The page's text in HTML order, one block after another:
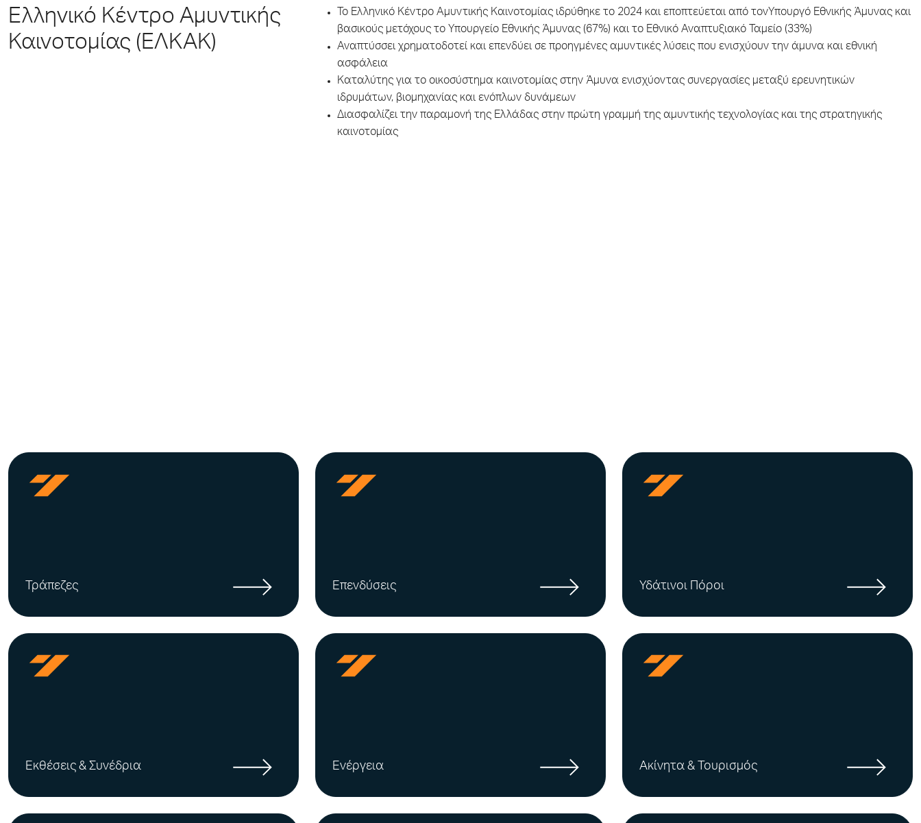
Ελληνικό Κέντρο Αμυντικής
Καινοτομίας (ΕΛΚΑΚ)
Το Ελληνικό Κέντρο Αμυντικής Καινοτομίας ιδρύθηκε το 2024 και εποπτεύεται από τονΥπουργό Εθνικής Άμυνας και
βασικούς μετόχους το Υπουργείο Εθνικής Άμυνας (67%) και το Εθνικό Αναπτυξιακό Ταμείο (33%)
Αναπτύσσει χρηματοδοτεί και επενδύει σε προηγμένες αμυντικές λύσεις που ενισχύουν την άμυνα και εθνική
ασφάλεια
Καταλύτης για το οικοσύστημα καινοτομίας στην Άμυνα ενισχύοντας συνεργασίες μεταξύ ερευνητικών
ιδρυμάτων, βιομηχανίας και ενόπλων δυνάμεων
Διασφαλίζει την παραμονή της Ελλάδας στην πρώτη γραμμή της αμυντικής τεχνολογίας και της στρατηγικής
καινοτομίας
Τράπεζες Επενδύσεις Υδάτινοι Πόροι
Εκθέσεις & Συνέδρια Ενέργεια Ακίνητα & Τουρισμός